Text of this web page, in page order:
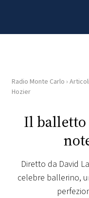
HOME
RADIO
PLAYLIST
Radio Monte Carlo › Articoli
Hozier
Il balletto
Diretto da David
celebre ballerino,